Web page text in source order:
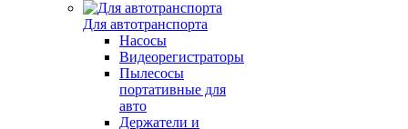
Для автотранспорта
Насосы
Видеорегистраторы
Пылесосы
портативные для
авто
Держатели и